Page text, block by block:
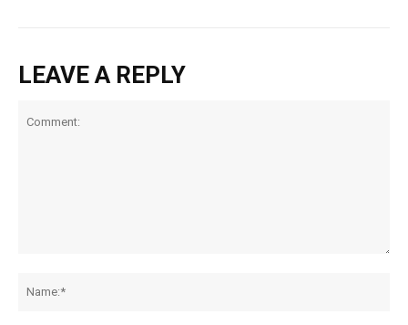
LEAVE A REPLY